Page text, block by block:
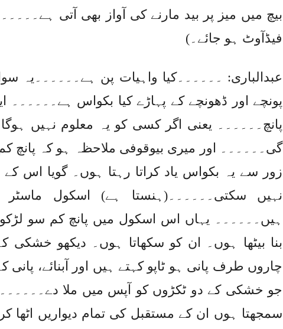
بیچ میں میز پر بید مارنے کی آواز بھی آتی
فیڈآوٹ ہو جائے۔)
عبدالباری: ۔۔۔۔۔۔کیا واہیات پن ہے۔۔۔۔۔۔یہ
پونچے اور ڈھونچے کے پہاڑے کیا بکواس ہے۔۔۔۔۔۔ ایک
پانچ۔۔۔۔۔۔ یعنی اگر کسی کو یہ معلوم نہیں
گی۔۔۔۔۔۔ اور میری بیوقوفی ملاحظہ ہو کہ پانچ
زور سے یہ بکواس یاد کراتا رہتا ہوں۔ گویا اس
نہیں سکتی۔۔۔۔۔۔(ہنستا ہے) اسکول
ہیں۔۔۔۔۔۔ یہاں اس اسکول میں پانچ کم سو
بنا بیٹھا ہوں۔ ان کو سکھاتا ہوں۔ دیکھو
چاروں طرف پانی ہو ٹاپو کہتے ہیں اور آبنائے،
جو خشکی کے دو ٹکڑوں کو آپس میں ملا
سمجھتا ہوں ان کے مستقبل کی تمام دیواریں اٹھا کر